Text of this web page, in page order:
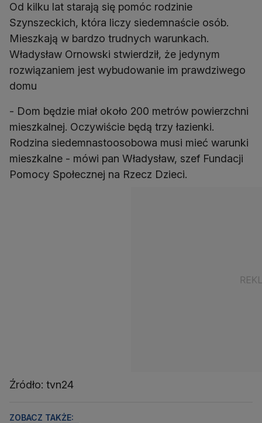
Od kilku lat starają się pomóc rodzinie
Szynszeckich, która liczy siedemnaście osób.
Mieszkają w bardzo trudnych warunkach.
Władysław Ornowski stwierdził, że jedynym
rozwiązaniem jest wybudowanie im prawdziwego
domu
- Dom będzie miał około 200 metrów powierzchni
mieszkalnej. Oczywiście będą trzy łazienki.
Rodzina siedemnastoosobowa musi mieć warunki
mieszkalne - mówi pan Władysław, szef Fundacji
Pomocy Społecznej na Rzecz Dzieci.
Źródło: tvn24
ZOBACZ TAKŻE: